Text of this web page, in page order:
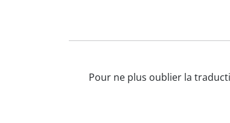
Pour ne plus oublier la